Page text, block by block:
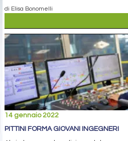
di Elisa Bonomelli
14 gennaio 2022
PITTINI FORMA GIOVANI INGEGNERI